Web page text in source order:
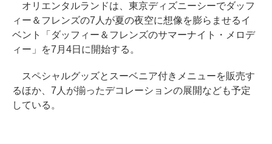
オリエンタルランドは、東京ディズニーシーでダッフ
ィー＆フレンズの7人が夏の夜空に想像を膨らませるイ
ベント「ダッフィー＆フレンズのサマーナイト・メロデ
ィー」を7月4日に開始する。
スペシャルグッズとスーベニア付きメニューを販売す
るほか、7人が揃ったデコレーションの展開なども予定
している。